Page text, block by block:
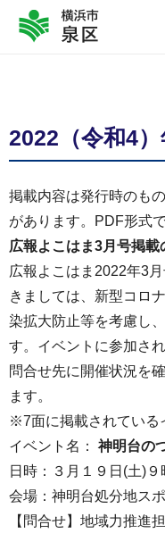
2022（令和4
掲載内容は発行時のも
があります。PDF形式
広報よこはま3月号掲
広報よこはま2022年3
きましては、新型コロ
染拡大防止等を考慮し
す。イベントに参加さ
問合せ先に開催状況を
ます。
※7面に掲載されている
イベント名： 神明台の
日時：３月１９日(土)
会場：神明台処分地ス
【問合せ】地域力推